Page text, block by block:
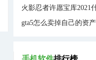
火影忍者许愿宝库2021
gta5怎么卖掉自己的资产